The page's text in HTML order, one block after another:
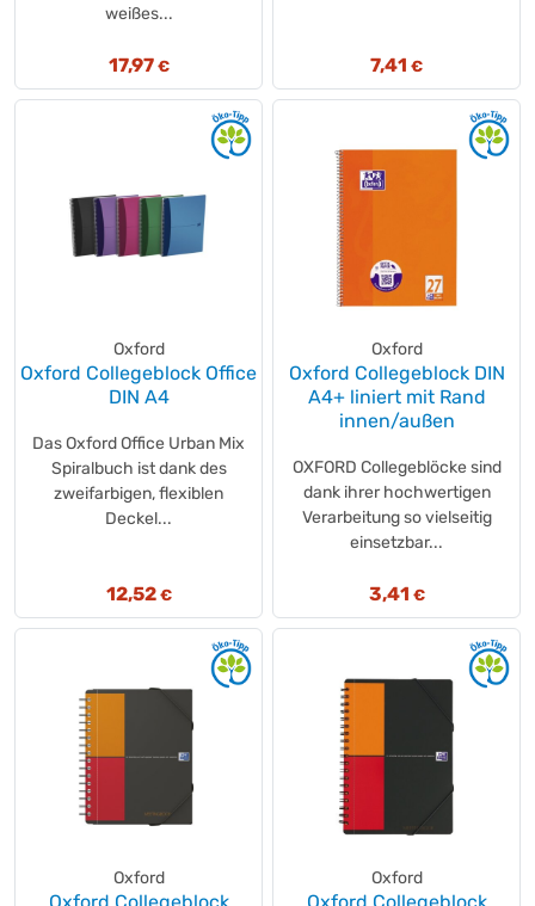
weißes...
17,97€ 7,41 €
Oxford
Oxford Collegeblock Office
DIN A4
Das Oxford Office Urban Mix
Spiralbuch ist dank des
zweifarbigen, flexiblen
Deckel...
12,52€
Oxford
Oxford Collegeblock DIN
A4+ liniert mit Rand
innen/außen
OXFORD Collegeblöcke sind
dank ihrer hochwertigen
Verarbeitung so vielseitig
einsetzbar...
3,41 €
Oxford
Oxford Collegeblock
Oxford
Oxford Collegeblock